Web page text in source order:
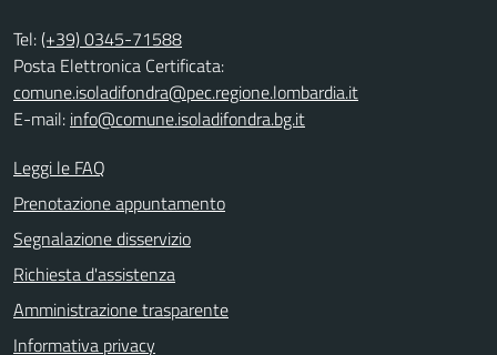
Tel:(+39) 0345-71588
Posta Elettronica Certificata:
comune.isoladifondra@pec.regione.lombardia.it
E-mail: info@comune.isoladifondra.bg.it
Leggi le FAQ
Prenotazione appuntamento
Segnalazione disservizio
Richiesta d'assistenza
Amministrazione trasparente
Informativa privacy